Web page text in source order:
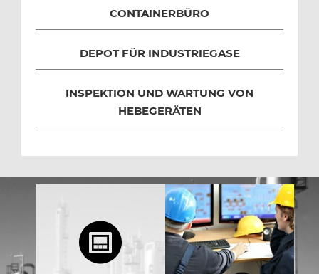
CONTAINERBÜRO
DEPOT FÜR INDUSTRIEGASE
INSPEKTION UND WARTUNG VON
HEBEGERÄTEN
4